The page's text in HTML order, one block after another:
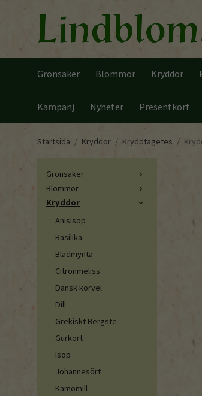
Grönsaker Blommor Kryddor
Kampanj Nyheter Presentkort
Startsida / Kryddor / Kryddtagetes /
Grönsaker
Blommor
Kryddor
Anisisop
Basilika
Bladmynta
Citronmeliss
Dansk körvel
Dill
Grekiskt Bergste
Gurkört
Isop
Johannesört
Kamomill